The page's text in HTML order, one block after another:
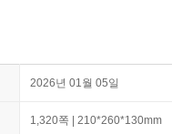
2026년 01월 05일
1,320쪽 | 210*260*130mm